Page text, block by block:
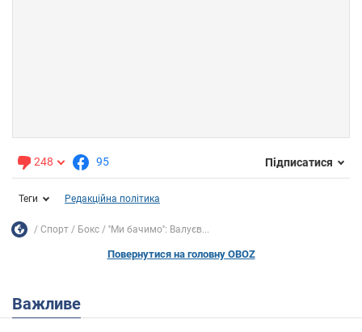
248 95 Підписатися
Теги Редакційна політика
Спорт Бокс ''Ми бачимо'': Валуєв...
Повернутися на головну OBOZ
Важливе